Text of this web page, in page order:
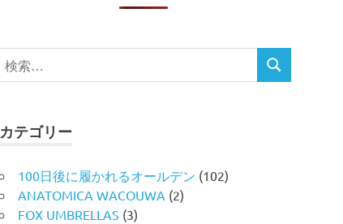
検
索
検
カテゴリー
100日後に履かれるオールデン (102)
ANATOMICA WACOUWA (2)
FOX UMBRELLAS (3)